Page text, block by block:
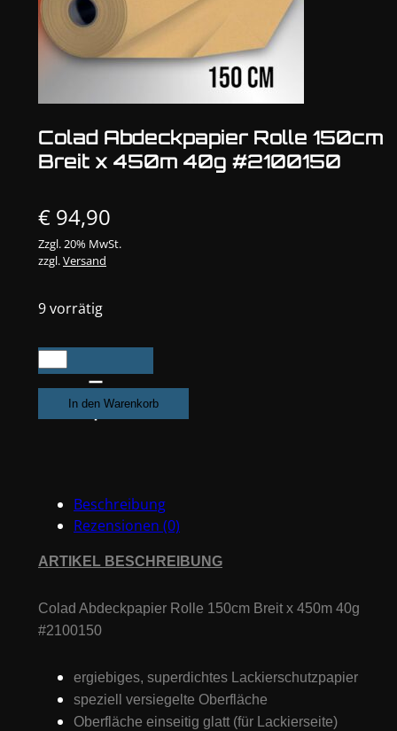
Colad Abdeckpapier Rolle 150cm
Breit x 450m 40g #2100150
€ 94,90
Zzgl. 20% MwSt.
zzgl.Versand
9 vorrätig
Colad
Abdeckpapier
Rolle
150cm
40g
#2100150
In den Warenkorb
Beschreibung
Rezensionen (0)
ARTIKEL BESCHREIBUNG
Colad Abdeckpapier Rolle 150cm Breit x 450m 40g
#2100150
ergiebiges, superdichtes Lackierschutzpapier
speziell versiegelte Oberfläche
Oberfläche einseitig glatt (für Lackierseite)